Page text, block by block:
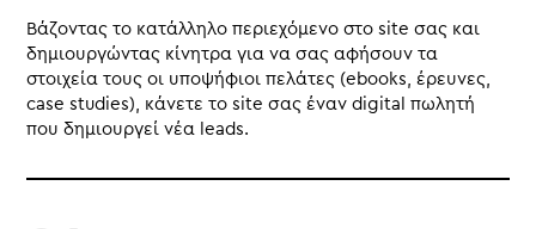
Βάζοντας το κατάλληλο περιεχόμενο στο site σας και
δημιουργώντας κίνητρα για να σας αφήσουν τα
στοιχεία τους οι υποψήφιοι πελάτες (ebooks, έρευνες,
case studies), κάνετε το site σας έναν digital πωλητή
που δημιουργεί νέα leads.